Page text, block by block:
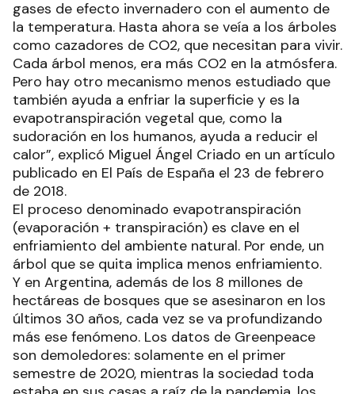
gases de efecto invernadero con el aumento de
la temperatura. Hasta ahora se veía a los árboles
como cazadores de CO2, que necesitan para vivir.
Cada árbol menos, era más CO2 en la atmósfera.
Pero hay otro mecanismo menos estudiado que
también ayuda a enfriar la superficie y es la
evapotranspiración vegetal que, como la
sudoración en los humanos, ayuda a reducir el
calor”, explicó Miguel Ángel Criado en un artículo
publicado en El País de España el 23 de febrero
de 2018.
El proceso denominado evapotranspiración
(evaporación + transpiración) es clave en el
enfriamiento del ambiente natural. Por ende, un
árbol que se quita implica menos enfriamiento.
Y en Argentina, además de los 8 millones de
hectáreas de bosques que se asesinaron en los
últimos 30 años, cada vez se va profundizando
más ese fenómeno. Los datos de Greenpeace
son demoledores: solamente en el primer
semestre de 2020, mientras la sociedad toda